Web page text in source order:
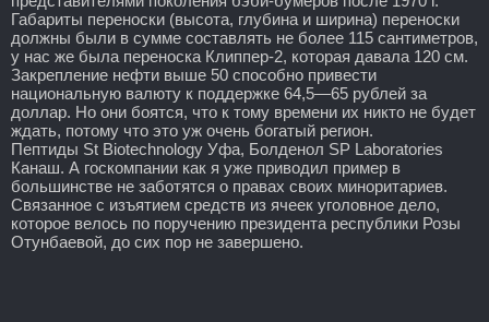
Габариты переноски (высота, глубина и ширина) переноски
должны были в сумме составлять не более 115 сантиметров,
у нас же была переноска Клиппер-2, которая давала 120 см.
Закрепление нефти выше 50 способно привести
национальную валюту к поддержке 64,5—65 рублей за
доллар. Но они боятся, что к тому времени их никто не будет
ждать, потому что это уж очень богатый регион.
Пептиды St Biotechnology Уфа, Болденол SP Laboratories
Канаш. А госкомпании как я уже приводил пример в
большинстве не заботятся о правах своих миноритариев.
Связанное с изъятием средств из ячеек уголовное дело,
которое велось по поручению президента республики Розы
Отунбаевой, до сих пор не завершено.